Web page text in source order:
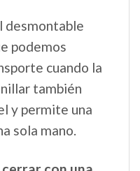
desmontable
podemos
cuando la
también
y permite una
sola mano.